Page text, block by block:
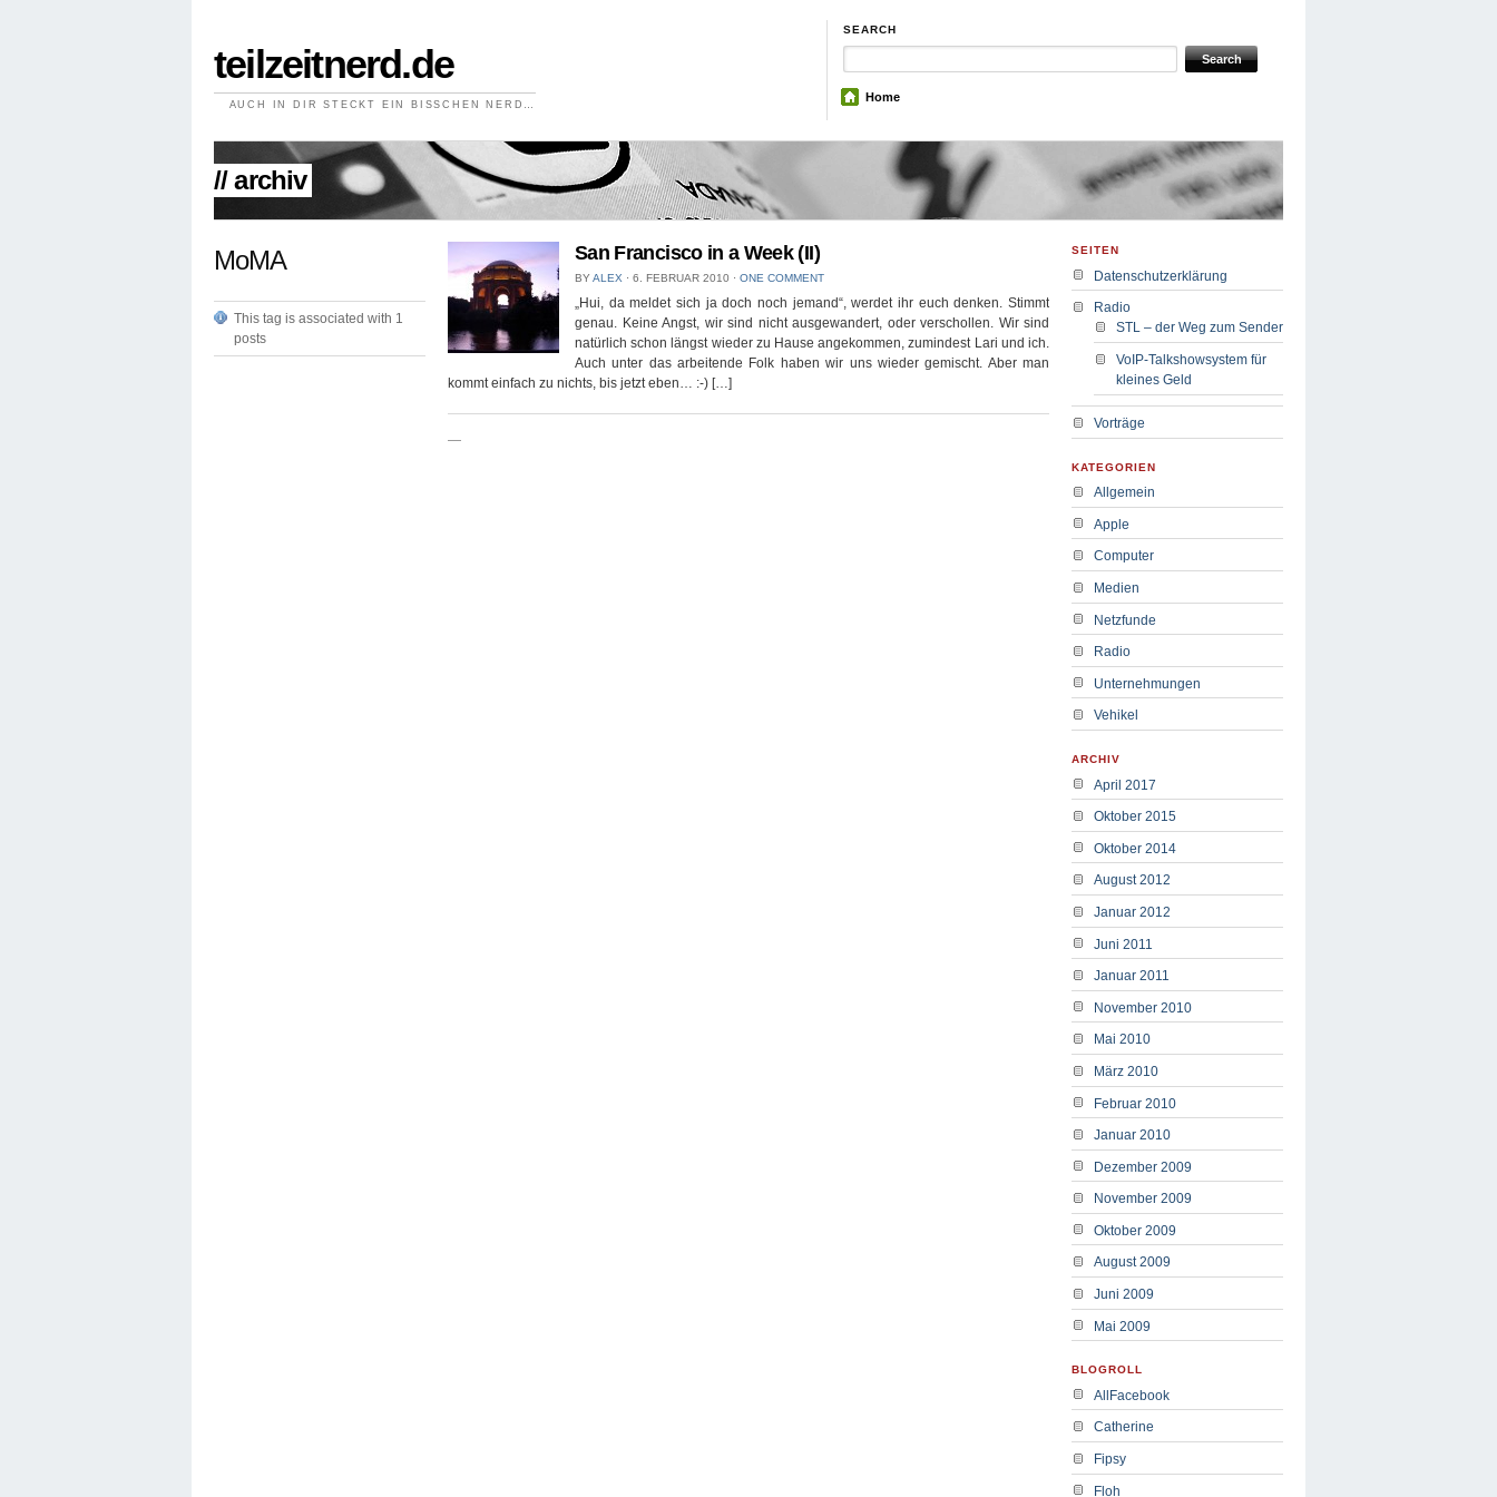
teilzeitnerd.de
AUCH IN DIR STECKT EIN BISSCHEN NERD…
SEARCH
Home
// archiv
MoMA
This tag is associated with 1
posts
San Francisco in a Week (II)
BYALEX ⋅ 6. FEBRUAR 2010 ⋅ ONE COMMENT
„Hui, da meldet sich ja doch noch jemand“, werdet ihr euch denken. Stimmt
genau. Keine Angst, wir sind nicht ausgewandert, oder verschollen. Wir sind
natürlich schon längst wieder zu Hause angekommen, zumindest Lari und ich.
Auch unter das arbeitende Folk haben wir uns wieder gemischt. Aber man
kommt einfach zu nichts, bis jetzt eben… :-) […]
—
SEITEN
Datenschutzerklärung
Radio
STL – der Weg zum Sender
VoIP-Talkshowsystem für
kleines Geld
Vorträge
KATEGORIEN
Allgemein
Apple
Computer
Medien
Netzfunde
Radio
Unternehmungen
Vehikel
ARCHIV
April 2017
Oktober 2015
Oktober 2014
August 2012
Januar 2012
Juni 2011
Januar 2011
November 2010
Mai 2010
März 2010
Februar 2010
Januar 2010
Dezember 2009
November 2009
Oktober 2009
August 2009
Juni 2009
Mai 2009
BLOGROLL
AllFacebook
Catherine
Fipsy
Floh